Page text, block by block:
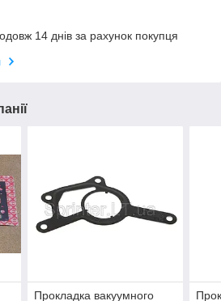
14 днів за рахунок покупця
Прокладка вакуумного